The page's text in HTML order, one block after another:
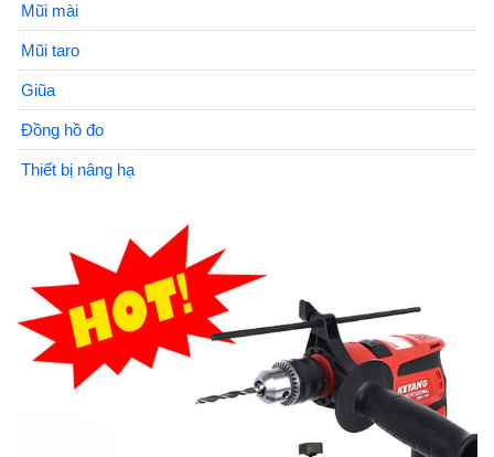
Mũi mài
Mũi taro
Giũa
Đồng hồ đo
Thiết bị nâng hạ